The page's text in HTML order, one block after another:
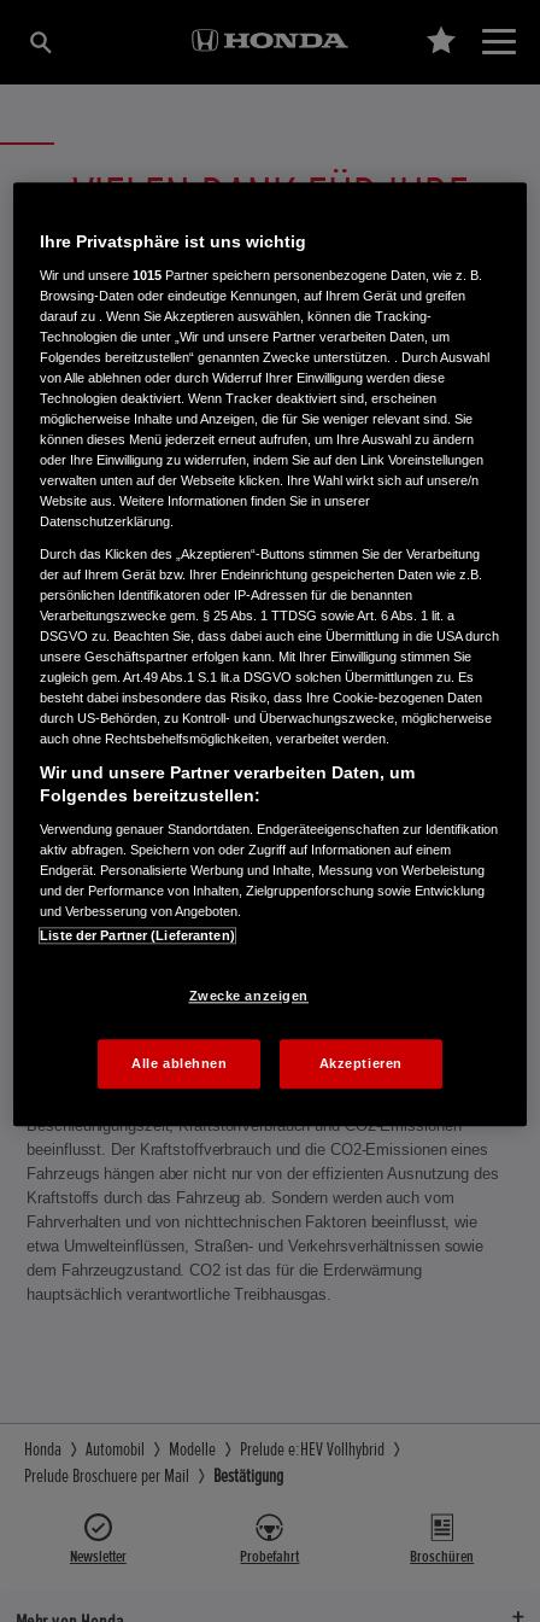
VIELEN DANK FÜR IHRE
BESTELLUNG!
Sie erhalten in wenigen Minuten eine E-Mail mit Ihrer
gewünschten Broschüre als pdf.
INFORMATIONEN: KRAFTSTOFFVERBRAUCH/CO2-EMISSIONEN (PDF, 42 KB)
Kraftstoffverbrauch Jazz e:HEV in l/100 km: kombiniert 4,6−4,8. CO₂-
Emissionen in g/km: kombiniert 104−109. CO₂-Klasse: C.
Kraftstoffverbrauch Civic e:HEV in l/100 km: kombiniert 4,8−5,1. CO₂-
Emissionen in g/km: kombiniert 109−116. CO₂-Klasse: C-D.
Kraftstoffverbrauch HR-V e:HEV in l/100 km: kombiniert 5,4. CO₂-
Emissionen in g/km: kombiniert 122. CO₂-Klasse: D.
Kraftstoffverbrauch ZR-V e:HEV in l/100 km: kombiniert 5,8−5,9. CO₂-
Emissionen in g/km: kombiniert 132−133. CO₂-Klasse: D.
Energieverbrauch CR-V e:PHEV: Kraftstoffverbrauch gewichtet,
kombiniert: 2,6 l/100 km. Stromverbrauch gewichtet, kombiniert: 11,7
kWh/100 km. CO₂-Emissionen in g/km gewichtet, kombiniert: 59−60.
entladener Batterie kombiniert: 6,2−6,3 l/100 km. CO₂-Klasse bei
entladener Batterie: E. Elektrische Reichweite (EAER): 77−78 km.
Kraftstoffverbrauch CR-V e:HEV 2WD in l/100 km: kombiniert 6,0.
CO₂-Emissionen in g/km: kombiniert 136. CO₂-Klasse: E.
Kraftstoffverbrauch CR-V e:HEV AWD in l/100 km: kombiniert 6,7.
Kraftstoffverbrauch Prelude e:HEV in l/100 km: kombiniert 5,2. CO₂-
Beschleunigungszeit, Kraftstoffverbrauch und CO2-Emissionen
beeinflusst. Der Kraftstoffverbrauch und die CO2-Emissionen eines
Fahrzeugs hängen aber nicht nur von der effizienten Ausnutzung des
Kraftstoffs durch das Fahrzeug ab. Sondern werden auch vom
Fahrverhalten und von nichttechnischen Faktoren beeinflusst, wie
etwa Umwelteinflüssen, Straßen- und Verkehrsverhältnissen sowie
dem Fahrzeugzustand. CO2 ist das für die Erderwärmung
hauptsächlich verantwortliche Treibhausgas.
Honda Automobil Modelle
Prelude e:HEV Vollhybrid
Prelude Broschuere per Mail
Bestätigung
Newsletter Probefahrt Broschüren
Ihre Privatsphäre ist uns wichtig
Wir und unsere1015 Partner speichern personenbezogene Daten, wie z. B.
Browsing-Daten oder eindeutige Kennungen, auf Ihrem Gerät und greifen
darauf zu . Wenn Sie Akzeptieren auswählen, können die Tracking-
Technologien die unter „Wir und unsere Partner verarbeiten Daten, um
Folgendes bereitzustellen“ genannten Zwecke unterstützen. . Durch Auswahl
von Alle ablehnen oder durch Widerruf Ihrer Einwilligung werden diese
Technologien deaktiviert. Wenn Tracker deaktiviert sind, erscheinen
möglicherweise Inhalte und Anzeigen, die für Sie weniger relevant sind. Sie
können dieses Menü jederzeit erneut aufrufen, um Ihre Auswahl zu ändern
oder Ihre Einwilligung zu widerrufen, indem Sie auf den Link Voreinstellungen
verwalten unten auf der Webseite klicken. Ihre Wahl wirkt sich auf unsere/n
Website aus. Weitere Informationen finden Sie in unserer
Datenschutzerklärung.
Durch das Klicken des „Akzeptieren“-Buttons stimmen Sie der Verarbeitung
der auf Ihrem Gerät bzw. Ihrer Endeinrichtung gespeicherten Daten wie z.B.
persönlichen Identifikatoren oder IP-Adressen für die benannten
Verarbeitungszwecke gem. § 25 Abs. 1 TTDSG sowie Art. 6 Abs. 1 lit. a
DSGVO zu. Beachten Sie, dass dabei auch eine Übermittlung in die USA durch
unsere Geschäftspartner erfolgen kann. Mit Ihrer Einwilligung stimmen Sie
zugleich gem. Art.49 Abs.1 S.1 lit.a DSGVO solchen Übermittlungen zu. Es
besteht dabei insbesondere das Risiko, dass Ihre Cookie-bezogenen Daten
durch US-Behörden, zu Kontroll- und Überwachungszwecke, möglicherweise
auch ohne Rechtsbehelfsmöglichkeiten, verarbeitet werden.
Wir und unsere Partner verarbeiten Daten, um
Folgendes bereitzustellen:
Verwendung genauer Standortdaten. Endgeräteeigenschaften zur Identifikation
aktiv abfragen. Speichern von oder Zugriff auf Informationen auf einem
Endgerät. Personalisierte Werbung und Inhalte, Messung von Werbeleistung
und der Performance von Inhalten, Zielgruppenforschung sowie Entwicklung
und Verbesserung von Angeboten.
Liste der Partner (Lieferanten)
Zwecke anzeigen
Alle ablehnen Akzeptieren